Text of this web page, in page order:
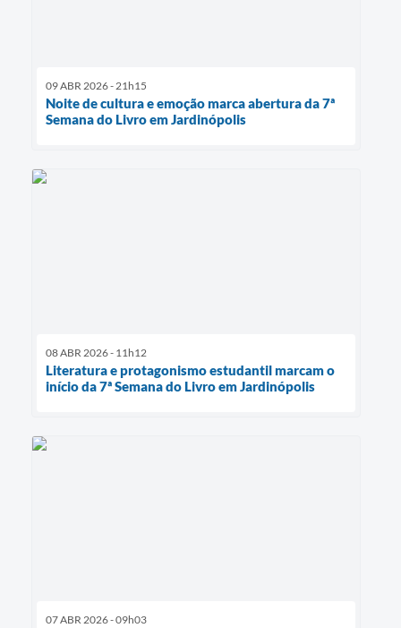
09 ABR 2026 - 21h15
Noite de cultura e emoção marca abertura da 7ª
Semana do Livro em Jardinópolis
08 ABR 2026 - 11h12
Literatura e protagonismo estudantil marcam o
início da 7ª Semana do Livro em Jardinópolis
07 ABR 2026 - 09h03